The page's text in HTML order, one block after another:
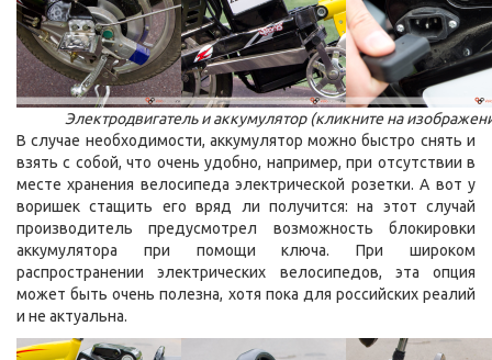
Электродвигатель и аккумулятор (кликните на
В случае необходимости, аккумулятор можно быстро снять и
взять с собой, что очень удобно, например, при отсутствии в
месте хранения велосипеда электрической розетки. А вот у
воришек стащить его вряд ли получится: на этот случай
производитель предусмотрел возможность блокировки
аккумулятора при помощи ключа. При широком
распространении электрических велосипедов, эта опция
может быть очень полезна, хотя пока для российских реалий
и не актуальна.